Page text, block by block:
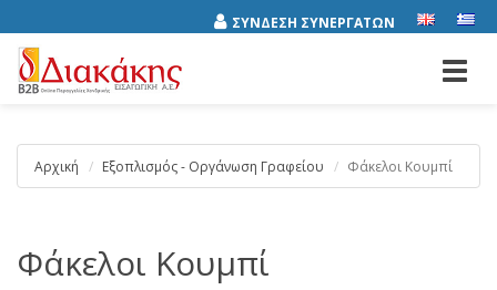
ΣΥΝΔΕΣΗ ΣΥΝΕΡΓΑΤΩΝ
Αρχική Εξοπλισμός - Οργάνωση Γραφείου Φάκελοι Κουμπί
Φάκελοι Κουμπί